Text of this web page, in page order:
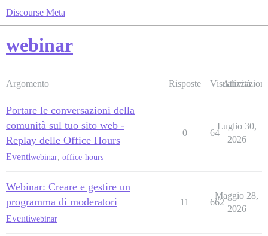
Discourse Meta
webinar
Argomento Risposte Visualizzazioni
Attività
Portare le conversazioni della
comunità sul tuo sito web -
Replay delle Office Hours
Eventiwebinar office-hours
0 64
Luglio 30,
2026
Webinar: Creare e gestire un
programma di moderatori
Eventiwebinar
11 662
Maggio 28,
2026